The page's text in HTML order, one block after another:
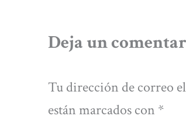
Deja un
Tu dirección de correo
están marcados con *